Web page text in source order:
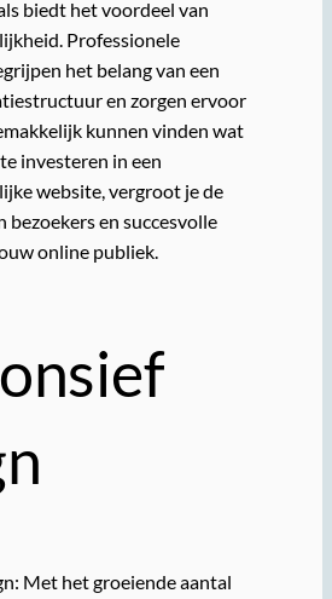
biedt het voordeel van
Professionele
het belang van een
en zorgen ervoor
kunnen vinden wat
investeren in een
website, vergroot je de
bezoekers en succesvolle
online publiek.
Met het groeiende aantal